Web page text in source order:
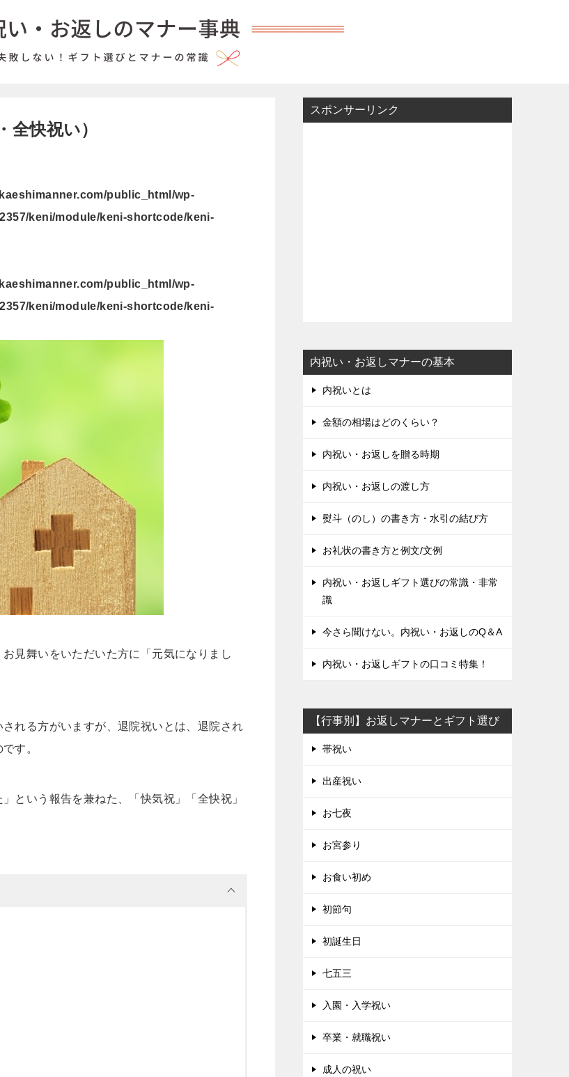
快祝い）
public_html/wp-
keni/module/keni-shortcode/keni-
public_html/wp-
keni/module/keni-shortcode/keni-
見舞いをいただいた方に「元気になりまし
れる方がいますが、退院祝いとは、退院され
す。
という報告を兼ねた、「快気祝」「全快祝」
スポンサーリンク
内祝い・お返しマナーの基本
内祝いとは
金額の相場はどのくらい？
内祝い・お返しを贈る時期
内祝い・お返しの渡し方
熨斗（のし）の書き方・水引の結び方
お礼状の書き方と例文/文例
内祝い・お返しギフト選びの常識・非常
識
今さら聞けない。内祝い・お返しのQ＆A
内祝い・お返しギフトの口コミ特集！
【行事別】お返しマナーとギフト選び
帯祝い
出産祝い
お七夜
お宮参り
お食い初め
初節句
初誕生日
七五三
入園・入学祝い
卒業・就職祝い
成人の祝い